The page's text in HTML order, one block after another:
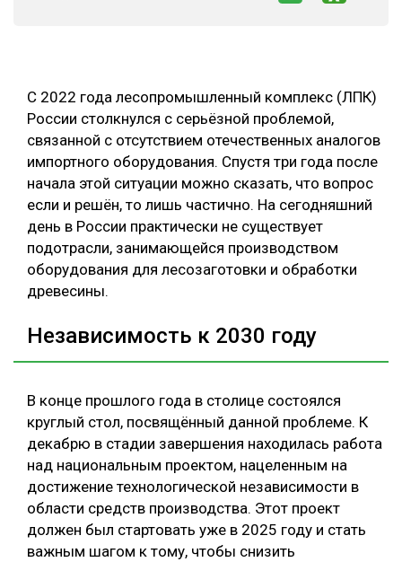
С 2022 года лесопромышленный комплекс (ЛПК)
России столкнулся с серьёзной проблемой,
связанной с отсутствием отечественных аналогов
импортного оборудования. Спустя три года после
начала этой ситуации можно сказать, что вопрос
если и решён, то лишь частично. На сегодняшний
день в России практически не существует
подотрасли, занимающейся производством
оборудования для лесозаготовки и обработки
древесины.
Независимость к 2030 году
В конце прошлого года в столице состоялся
круглый стол, посвящённый данной проблеме. К
декабрю в стадии завершения находилась работа
над национальным проектом, нацеленным на
достижение технологической независимости в
области средств производства. Этот проект
должен был стартовать уже в 2025 году и стать
важным шагом к тому, чтобы снизить